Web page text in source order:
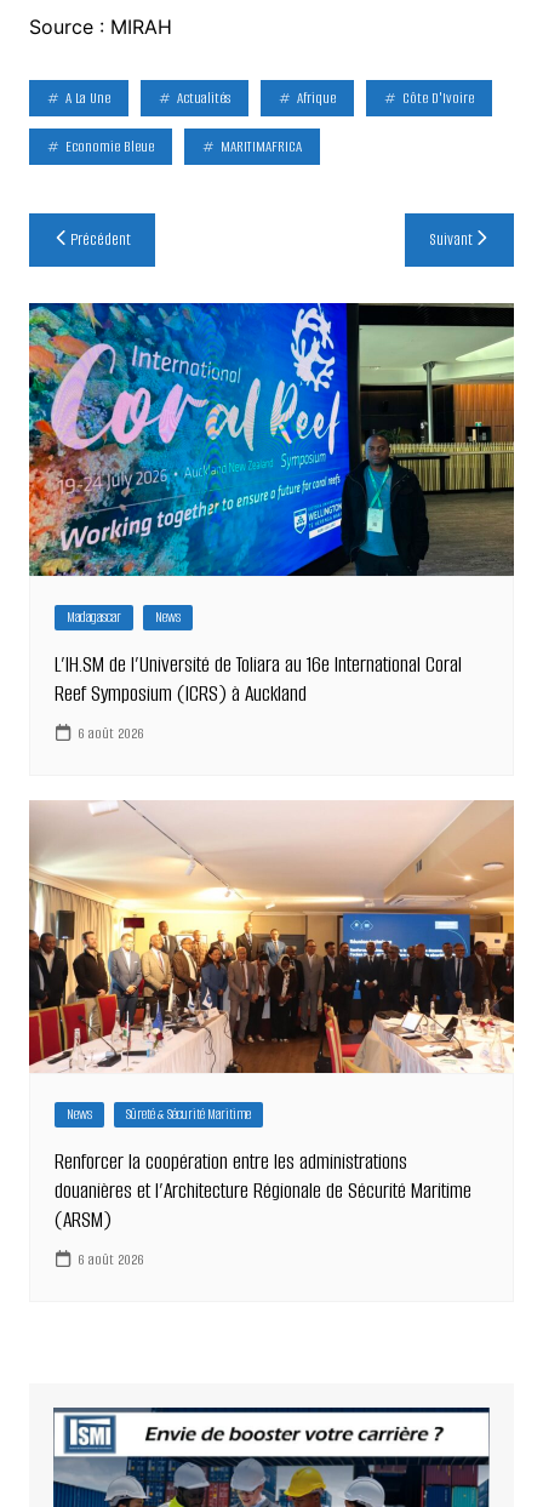
Source : MIRAH
A La Une Actualités Afrique Côte D'Ivoire
Economie Bleue MARITIMAFRICA
Navigation
de
l’article
Précédent Suivant
Madagascar News
L’IH.SM de l’Université de Toliara au 16e International Coral
Reef Symposium (ICRS) à Auckland
6 août 2026
News Sûreté & Sécurité Maritime
Renforcer la coopération entre les administrations
douanières et l’Architecture Régionale de Sécurité Maritime
(ARSM)
6 août 2026